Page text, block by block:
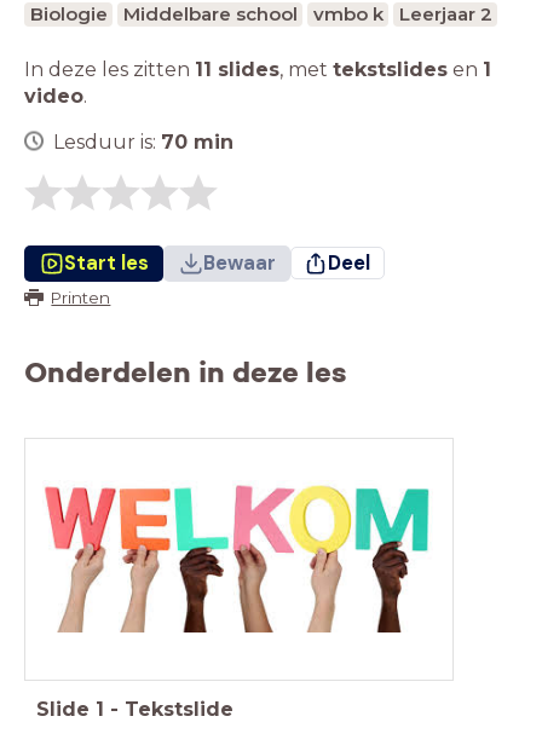
Biologie Middelbare school vmbo k Leerjaar 2
In deze les zitten 11 slides, met tekstslides en 1
video.
Lesduur is: 70 min
Start les Bewaar Deel
Printen
Onderdelen in deze les
Slide 1 - Tekstslide